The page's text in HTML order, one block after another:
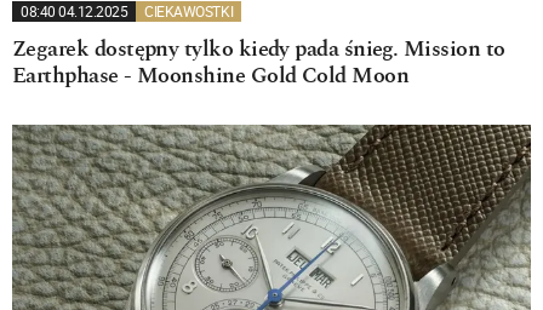
08:40 04.12.2025 CIEKAWOSTKI
Zegarek dostępny tylko kiedy pada śnieg. Mission to
Earthphase - Moonshine Gold Cold Moon